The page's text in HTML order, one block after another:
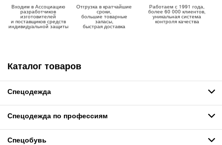
Входим в Ассоциацию
разработчиков
изготовителей
и поставщиков средств
индивидуальной защиты
Отгрузка в кратчайшие
сроки,
большие товарные
запасы,
быстрая доставка
Работаем с 1991 года,
более 60 000 клиентов,
уникальная система
контроля качества
Каталог товаров
Спецодежда
Спецодежда по профессиям
Спецобувь